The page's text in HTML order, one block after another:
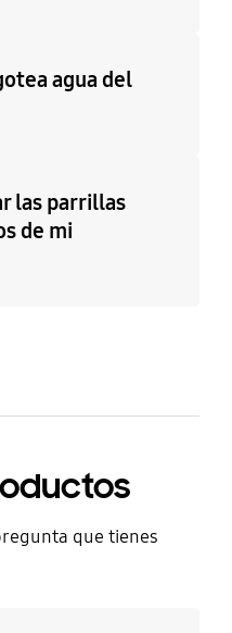
agua del
las parrillas
de mi
que tienes